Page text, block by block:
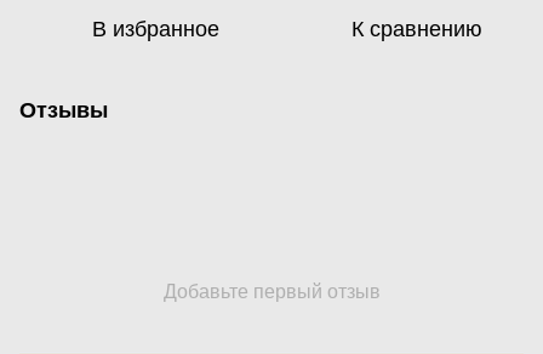
В избранное К сравнению
Отзывы
Добавьте первый отзыв